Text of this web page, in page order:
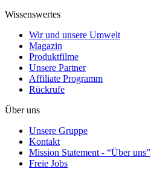
Wissenswertes
Wir und unsere Umwelt
Magazin
Produktfilme
Unsere Partner
Affiliate Programm
Rückrufe
Über uns
Unsere Gruppe
Kontakt
Mission Statement - “Über uns”
Freie Jobs